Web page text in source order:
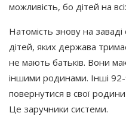
можливість, бо дітей на
Натомість знову на
дітей, яких держава
не мають батьків. Вони
іншими родинами. Інші
повернутися в свої родини
Це заручники системи.